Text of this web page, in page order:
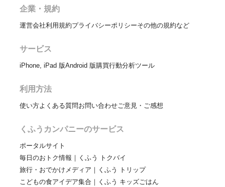
企業・規約
運営会社利用規約プライバシーポリシーその他の規約など
サービス
iPhone, iPad 版Android 版購買行動分析ツール
利用方法
使い方よくある質問お問い合わせご意見・ご感想
くふうカンパニーのサービス
ポータルサイト
毎日のおトク情報｜くふう トクバイ
旅行・おでかけメディア｜くふう トリップ
こどもの食アイデア集合｜くふう キッズごはん